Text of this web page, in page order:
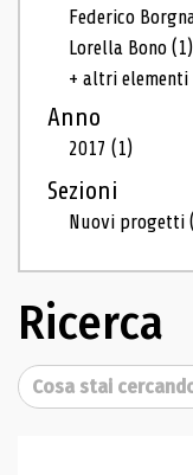
Federico
Lorella Bono(1)
+ altri elementi
Anno
2017(1)
Sezioni
Nuovi progetti
Ricerca
Cerca